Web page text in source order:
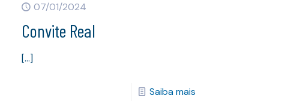
07/01/2024
Convite Real
[…]
Saiba mais